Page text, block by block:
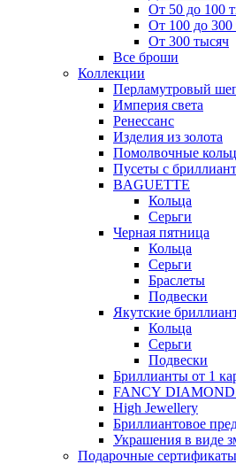
От 50 до 100
От 100 до 300
От 300 тысяч
Все броши
Коллекции
Перламутровый
Империя света
Ренессанс
Изделия из золота
Помолвочные
Пусеты с
BAGUETTE
Кольца
Серьги
Черная пятница
Кольца
Серьги
Браслеты
Подвески
Якутские
Кольца
Серьги
Подвески
Бриллианты от 1
FANCY
High Jewellery
Бриллиантовое
Украшения в виде
Подарочные сертификаты